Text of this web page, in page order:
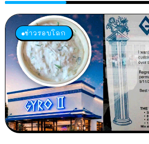
ข่าวรอบโลก